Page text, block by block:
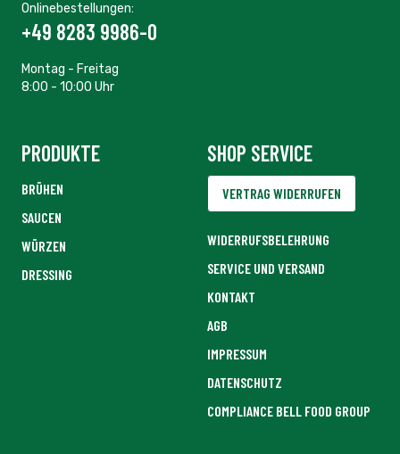
Onlinebestellungen:
+49 8283 9986-0
Montag - Freitag
8:00 - 10:00 Uhr
PRODUKTE
BRÜHEN
SAUCEN
WÜRZEN
DRESSING
SHOP SERVICE
VERTRAG WIDERRUFEN
WIDERRUFSBELEHRUNG
SERVICE UND VERSAND
KONTAKT
AGB
IMPRESSUM
DATENSCHUTZ
COMPLIANCE BELL FOOD GROUP